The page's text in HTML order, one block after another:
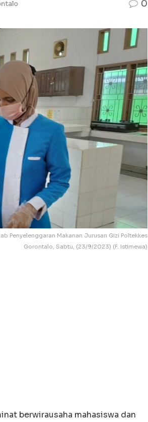
0
Penyelenggaran Makanan Jurusan Gizi Poltekkes
Gorontalo, Sabtu, (23/9/2023) (F. Istimewa)
berwirausaha mahasiswa dan